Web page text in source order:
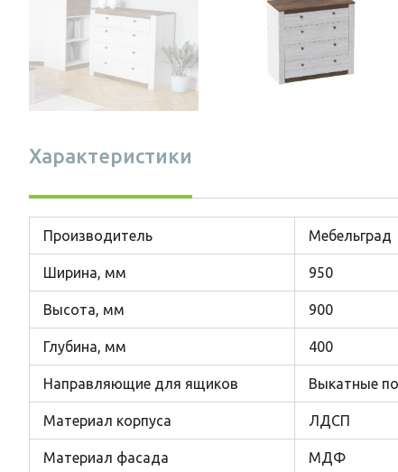
Характеристики
Производитель Мебельград
Ширина, мм 950
Высота, мм 900
Глубина, мм 400
Направляющие для ящиков Выкатные
Материал корпуса ЛДСП
Материал фасада МДФ